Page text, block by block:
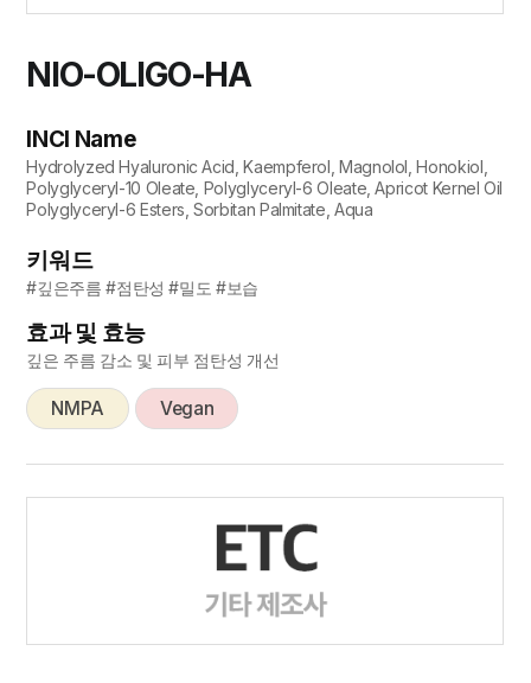
NIO-OLIGO-HA
INCI Name
Hydrolyzed Hyaluronic Acid, Kaempferol, Magnolol, Honokiol,
Polyglyceryl-10 Oleate, Polyglyceryl-6 Oleate, Apricot Kernel Oil
Polyglyceryl-6 Esters, Sorbitan Palmitate, Aqua
키워드
#깊은주름 #점탄성 #밀도 #보습
효과 및 효능
깊은 주름 감소 및 피부 점탄성 개선
NMPA Vegan